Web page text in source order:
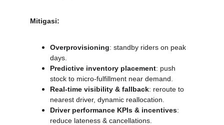
Mitigasi:
Overprovisioning: standby riders on peak
days.
Predictive inventory placement: push
stock to micro-fulfillment near demand.
Real-time visibility & fallback: reroute to
nearest driver, dynamic reallocation.
Driver performance KPIs & incentives:
reduce lateness & cancellations.